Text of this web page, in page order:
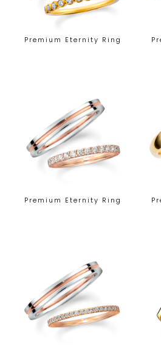
Premium Eternity Ring
Premium Eternity Ring